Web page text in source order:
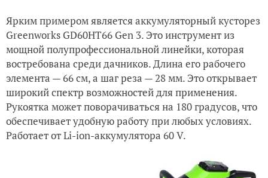
Ярким примером является аккумуляторный кусторез
Greenworks GD60HT66 Gen 3. Это инструмент из
мощной полупрофессиональной линейки, которая
востребована среди дачников. Длина его рабочего
элемента — 66 см, а шаг реза — 28 мм. Это открывает
широкий спектр возможностей для применения.
Рукоятка может поворачиваться на 180 градусов, что
обеспечивает удобную работу при любых условиях.
Работает от Li-ion-аккумулятора 60 V.